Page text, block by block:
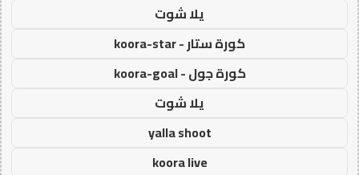
يلا شوت
كورة ستار - koora-star
كورة جول - koora-goal
يلا شوت
yalla shoot
koora live